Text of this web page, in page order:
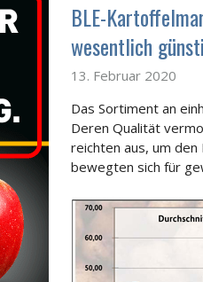
BLE-
wesentlich
13. Februar 2020
Das Sortiment an
Deren Qualität
reichten aus, um den
bewegten sich für